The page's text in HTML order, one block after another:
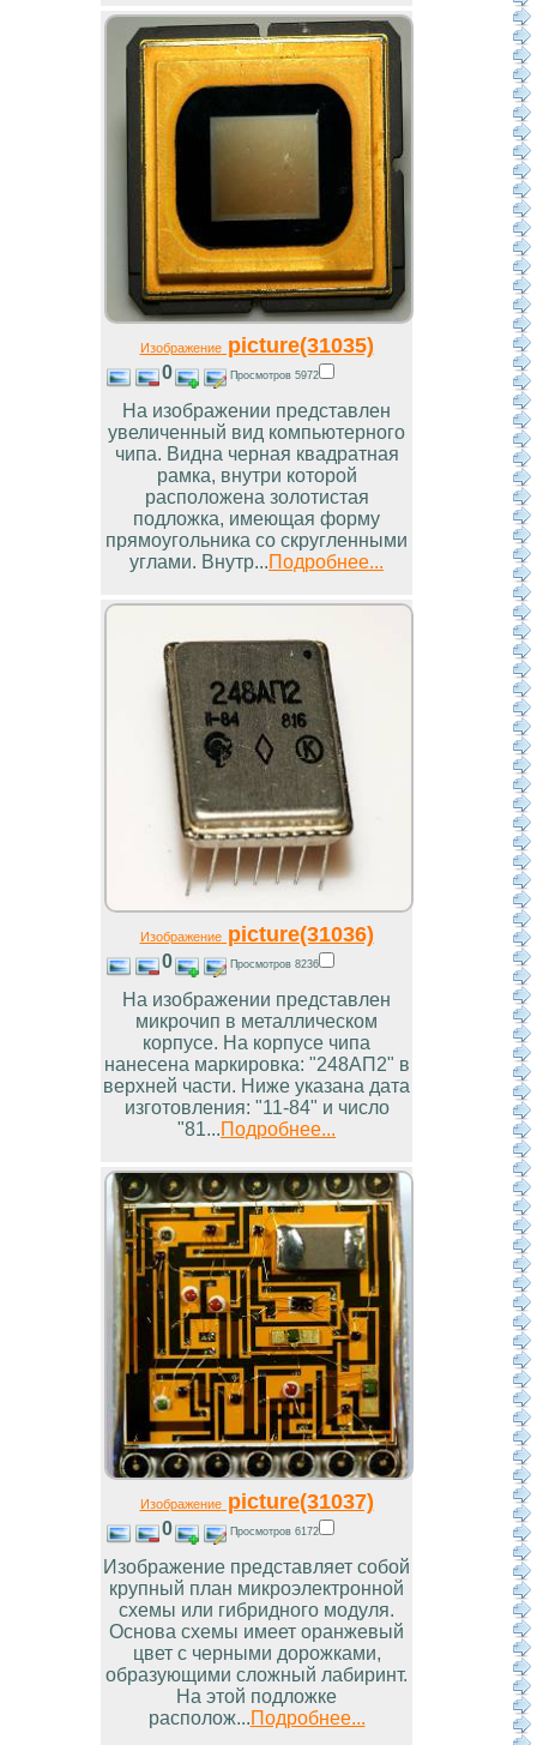
Изображениеpicture(31035)
0 Просмотров 5972
На изображении представлен
увеличенный вид компьютерного
чипа. Видна черная квадратная
рамка, внутри которой
расположена золотистая
подложка, имеющая форму
прямоугольника со скругленными
углами. Внутр...Подробнее...
Изображениеpicture(31036)
0 Просмотров 8236
На изображении представлен
микрочип в металлическом
корпусе. На корпусе чипа
нанесена маркировка: "248АП2" в
верхней части. Ниже указана дата
изготовления: "11-84" и число
"81...Подробнее...
Изображениеpicture(31037)
0 Просмотров 6172
Изображение представляет собой
крупный план микроэлектронной
схемы или гибридного модуля.
Основа схемы имеет оранжевый
цвет с черными дорожками,
образующими сложный лабиринт.
На этой подложке
располож...Подробнее...